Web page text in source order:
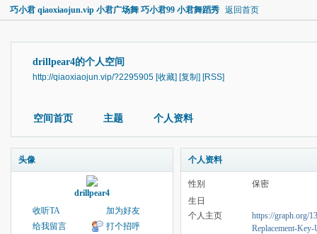
巧小君 qiaoxiaojun.vip 小君广场舞 巧小君99 小君舞蹈秀 返回首页
drillpear4的个人空间
http://qiaoxiaojun.vip/?2295905 [收藏] [复制] [RSS]
空间首页 主题 个人资料
头像
drillpear4
收听TA
加为好友
给我留言
打个招呼
个人资料
性别
保密
生日
个人主页
https://graph.org/
Replacement-